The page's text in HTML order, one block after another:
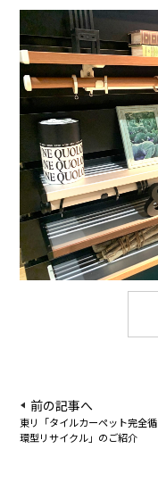
前の記事へ
東リ「タイルカーペット完全循
環型リサイクル」のご紹介